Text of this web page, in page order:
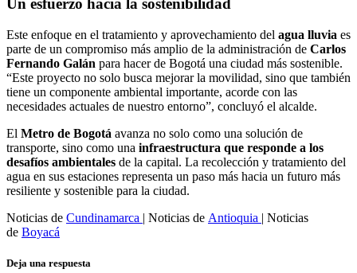
Un esfuerzo hacia la sostenibilidad
Este enfoque en el tratamiento y aprovechamiento del agua lluvia es
parte de un compromiso más amplio de la administración de Carlos
Fernando Galán para hacer de Bogotá una ciudad más sostenible.
“Este proyecto no solo busca mejorar la movilidad, sino que también
tiene un componente ambiental importante, acorde con las
necesidades actuales de nuestro entorno”, concluyó el alcalde.
El Metro de Bogotá avanza no solo como una solución de
transporte, sino como una infraestructura que responde a los
desafíos ambientales de la capital. La recolección y tratamiento del
agua en sus estaciones representa un paso más hacia un futuro más
resiliente y sostenible para la ciudad.
Noticias de Cundinamarca | Noticias de Antioquia | Noticias
de Boyacá
Deja una respuesta